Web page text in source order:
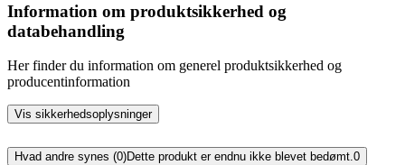
Information om produktsikkerhed og
databehandling
Her finder du information om generel produktsikkerhed og
producentinformation
Vis sikkerhedsoplysninger
Hvad andre synes (0)Dette produkt er endnu ikke blevet bedømt.0